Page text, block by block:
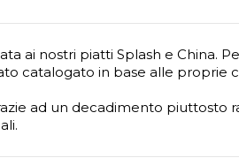
ai nostri piatti Splash e China.
catalogato in base alle proprie
ad un decadimento piuttosto